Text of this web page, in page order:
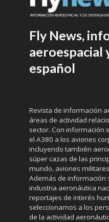
Fly News,
aeroespacial
español
Revista de información
áreas de actividad
sector. Con información
el A380 a los aviones
incluyendo también
súper cazas de las
mundo, aviones
Además de información
industria aeronáutica
reportajes de interés
seleccionamos a los
de la actividad